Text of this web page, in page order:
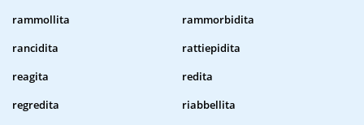
rammollita
rammorbidita
rancidita
rattiepidita
reagita
redita
regredita
riabbellita